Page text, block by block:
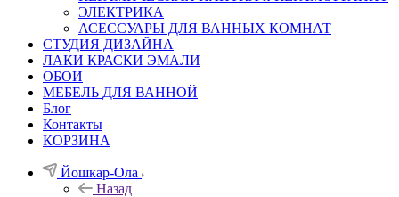
ЭЛЕКТРИКА
АСЕССУАРЫ ДЛЯ ВАННЫХ КОМНАТ
СТУДИЯ ДИЗАЙНА
ЛАКИ КРАСКИ ЭМАЛИ
ОБОИ
МЕБЕЛЬ ДЛЯ ВАННОЙ
Блог
Контакты
КОРЗИНА
Йошкар-Ола
Назад